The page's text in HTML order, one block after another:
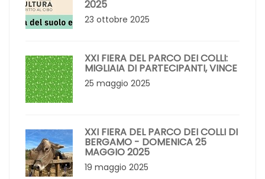
2025
23 ottobre 2025
XXI FIERA DEL PARCO DEI COLLI:
MIGLIAIA DI PARTECIPANTI, VINCE
25 maggio 2025
XXI FIERA DEL PARCO DEI COLLI DI
BERGAMO - DOMENICA 25
MAGGIO 2025
19 maggio 2025